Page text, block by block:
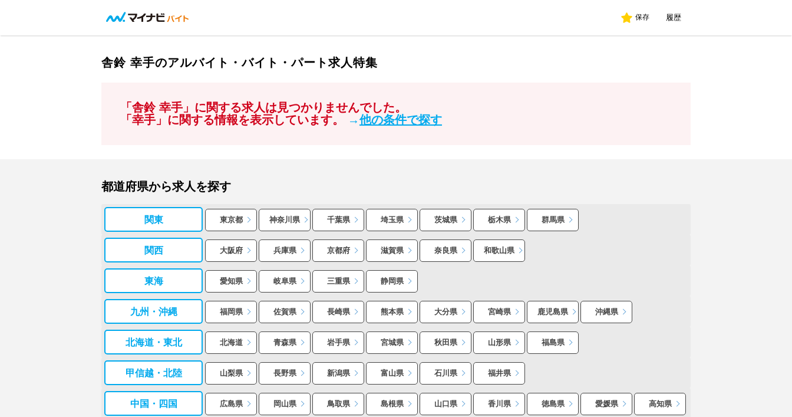
保存 履歴
舎鈴 幸手のアルバイト・バイト・パート求人特集
「舎鈴 幸手」に関する求人は見つかりませんでした。
「幸手」に関する情報を表示しています。
→他の条件で探す
都道府県から求人を探す
関東 東京都 神奈川県 千葉県 埼玉県 茨城県 栃木県 群馬県
関西 大阪府 兵庫県 京都府 滋賀県 奈良県 和歌山県
東海 愛知県 岐阜県 三重県 静岡県
九州・沖縄 福岡県 佐賀県 長崎県 熊本県 大分県 宮崎県 鹿児島県 沖縄県
北海道・東北 北海道 青森県 岩手県 宮城県 秋田県 山形県 福島県
甲信越・北陸 山梨県 長野県 新潟県 富山県 石川県 福井県
中国・四国 広島県 岡山県 鳥取県 島根県 山口県 香川県 徳島県 愛媛県 高知県